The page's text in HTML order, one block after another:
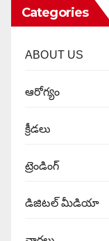
Categories
ABOUT US
ఆరోగ్యం
క్రీడలు
ట్రెండింగ్
డిజిటల్ మీడియా